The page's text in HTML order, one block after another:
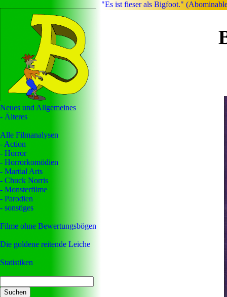
Neues und Allgemeines
- Älteres
Alle Filmanalysen
- Action
- Horror
- Horrorkomödien
- Martial Arts
- Chuck Norris
- Monsterfilme
- Parodien
- sonstiges
Filme ohne Bewertungsbögen
Die goldene reitende Leiche
Statistiken
"Es ist fieser als Bigfoot."